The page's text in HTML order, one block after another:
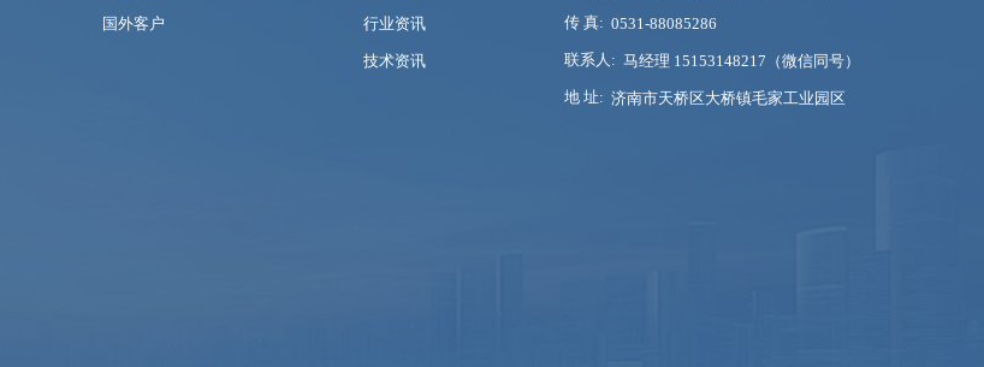
国外客户 行业资讯
技术资讯
传 真: 0531-88085286
联系人: 马经理 15153148217（微信同号）
地 址: 济南市天桥区大桥镇毛家工业园区